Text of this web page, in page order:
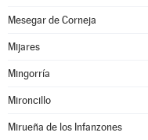
Mesegar de Corneja
Mijares
Mingorría
Mironcillo
Mirueña de los Infanzones